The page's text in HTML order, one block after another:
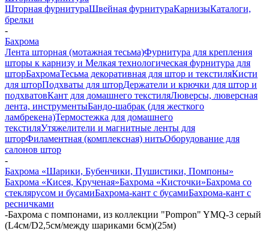
Шторная фурнитураШвейная фурнитураКарнизыКаталоги,
брелки
-
Бахрома
Лента шторная (мотажная тесьма)Фурнитура для крепления
шторы к карнизу и Мелкая технологическая фурнитура для
шторБахромаТесьма декоративная для штор и текстиляКисти
для шторПодхваты для шторДержатели и крючки для штор и
подхватовКант для домашнего текстиляЛюверсы, люверсная
лента, инструментыБандо-шабрак (для жесткого
ламбрекена)Термостежка для домашнего
текстиляУтяжелители и магнитные ленты для
шторФиламентная (комплексная) нитьОборудование для
салонов штор
-
Бахрома «Шарики, Бубенчики, Пушистики, Помпоны»
Бахрома «Кисея, Крученая»Бахрома «Кисточки»Бахрома со
стеклярусом и бусамиБахрома-кант с бусамиБахрома-кант с
ресничками
-Бахрома с помпонами, из коллекции "Pompon" YMQ-3 серый
(L4см/D2,5см/между шариками 6см)(25м)